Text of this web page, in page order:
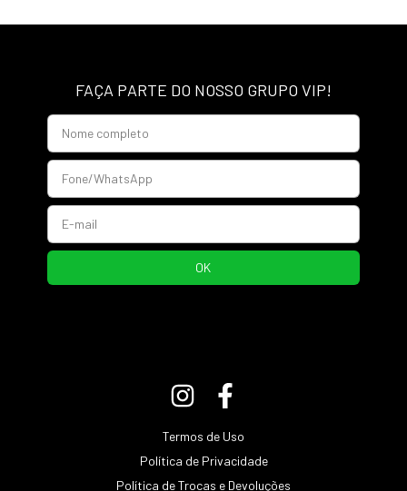
FAÇA PARTE DO NOSSO GRUPO VIP!
Termos de Uso
Política de Privacidade
Política de Trocas e Devoluções